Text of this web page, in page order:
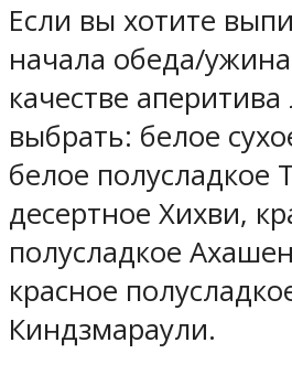
Если вы хотите
начала обеда/
качестве
выбрать: белое
белое полусладкое
десертное Хихви,
полусладкое
красное
Киндзмараули.